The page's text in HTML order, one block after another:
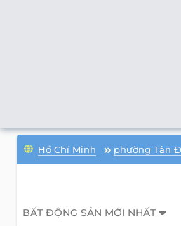
Hồ Chí Minh phường Tân
BẤT ĐỘNG SẢN MỚI NHẤT